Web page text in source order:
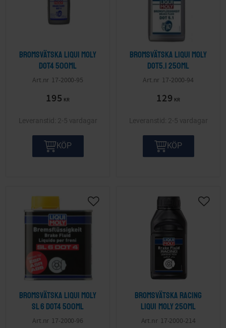
Bromsvätska Liqui Moly
Dot4 500ml
17-2000-95
195 KR
2-5 vardagar
KÖP
Bromsvätska Liqui Moly
Dot5.1 250ml
17-2000-94
129 KR
2-5 vardagar
KÖP
Bromsvätska Liqui Moly
SL 6 Dot4 500ml
17-2000-96
Bromsvätska Racing
LIQUI MOLY 250ml
17-2000-214